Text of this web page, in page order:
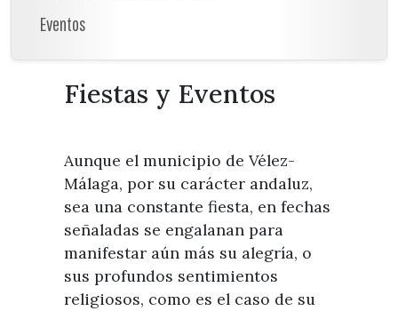
Atención al extranjero
Punto Ayuntamiento
Historia del municipio
Personajes Ilustres
Sectores
Empresas de subtropicales
Fiestas y eventos
Fiestas de singularidad turística
Galería fotográfica de eventos
Eventos
Direcciones y teléfonos del
Ayuntamiento
Encuestas
Eventos
Fiestas y Eventos
Aunque el municipio de Vélez-
Málaga, por su carácter andaluz,
sea una constante fiesta, en fechas
señaladas se engalanan para
manifestar aún más su alegría, o
sus profundos sentimientos
religiosos, como es el caso de su